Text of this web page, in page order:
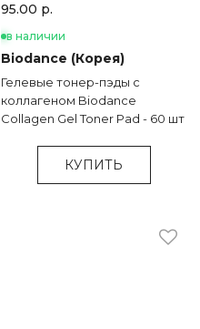
95.00 р.
в наличии
Biodance (Корея)
Гелевые тонер-пэды с
коллагеном Biodance
Collagen Gel Toner Pad - 60 шт
КУПИТЬ